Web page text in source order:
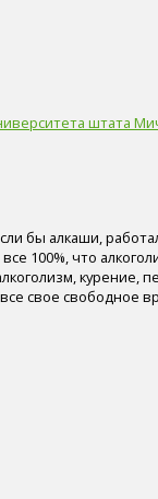
штата
бы алкаши,
100%, что
курение,
свое свободное